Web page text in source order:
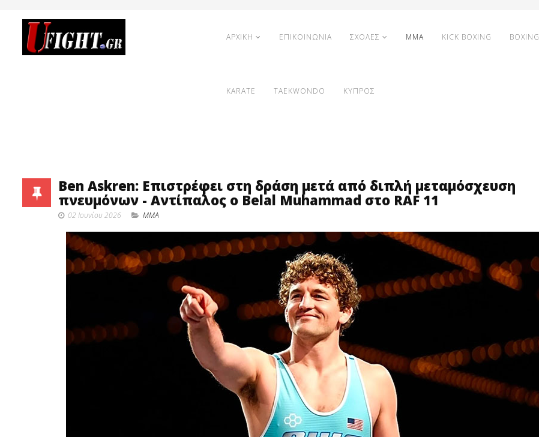
ΑΡΧΙΚΗ ΕΠΙΚΟΙΝΩΝΙΑ ΣΧΟΛΕΣ MMA KICK BOXING BOXING
KARATE TAEKWONDO ΚΥΠΡΟΣ
Ben Askren: Επιστρέφει στη δράση μετά από διπλή μεταμόσχευση
πνευμόνων - Αντίπαλος ο Belal Muhammad στο RAF 11
02 Ιουνίου 2026 MMA